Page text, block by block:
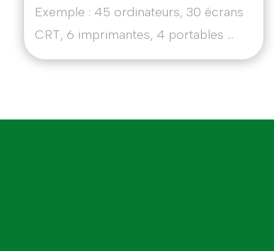
Exemple : 45 ordinateurs, 30 écrans
CRT, 6 imprimantes, 4 portables …